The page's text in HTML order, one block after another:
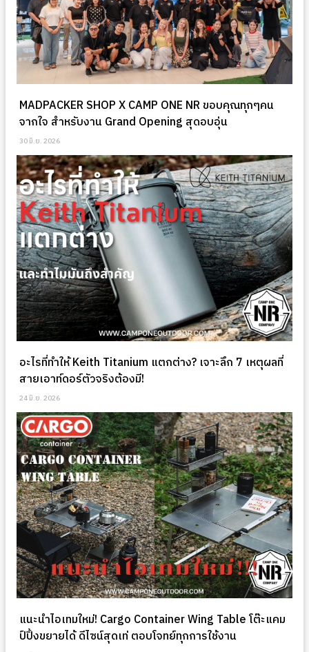
MADPACKER SHOP X CAMP ONE NR ขอบคุณทุกๆคน
จากใจ สำหรับงาน Grand Opening สุดอบอุ่น
30 มิ.ย. 2026
อะไรที่ทำให้ Keith Titanium แตกต่าง? เจาะลึก 7 เหตุผลที่
สายเอาท์ดอร์ตัวจริงต้องมี!
24 มิ.ย. 2026
แนะนำไอเทมใหม่! Cargo Container Wing Table โต๊ะแคม
ป์ปิ้งขยายได้ ดีไซน์สุดเท่ ตอบโจทย์ทุกการใช้งาน